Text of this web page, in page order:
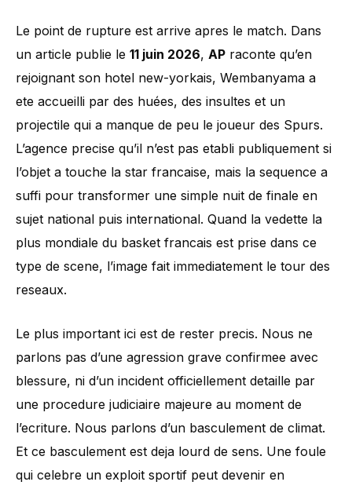
Le point de rupture est arrive apres le match. Dans
un article publie le 11 juin 2026, AP raconte qu’en
rejoignant son hotel new-yorkais, Wembanyama a
ete accueilli par des huées, des insultes et un
projectile qui a manque de peu le joueur des Spurs.
L’agence precise qu’il n’est pas etabli publiquement si
l’objet a touche la star francaise, mais la sequence a
suffi pour transformer une simple nuit de finale en
sujet national puis international. Quand la vedette la
plus mondiale du basket francais est prise dans ce
type de scene, l’image fait immediatement le tour des
reseaux.
Le plus important ici est de rester precis. Nous ne
parlons pas d’une agression grave confirmee avec
blessure, ni d’un incident officiellement detaille par
une procedure judiciaire majeure au moment de
l’ecriture. Nous parlons d’un basculement de climat.
Et ce basculement est deja lourd de sens. Une foule
qui celebre un exploit sportif peut devenir en